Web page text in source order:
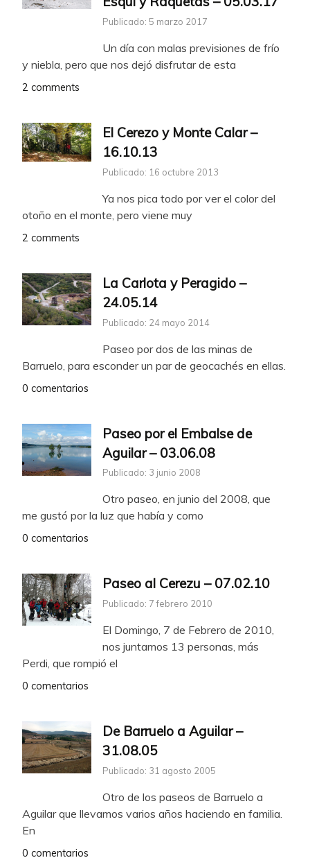
Publicado: 5 marzo 2017
Un día con malas previsiones de frío
y niebla, pero que nos dejó disfrutar de esta
2 comments
El Cerezo y Monte Calar –
16.10.13
Publicado: 16 octubre 2013
Ya nos pica todo por ver el color del
otoño en el monte, pero viene muy
2 comments
La Carlota y Peragido –
24.05.14
Publicado: 24 mayo 2014
Paseo por dos de las minas de
Barruelo, para esconder un par de geocachés en ellas.
0 comentarios
Paseo por el Embalse de
Aguilar – 03.06.08
Publicado: 3 junio 2008
Otro paseo, en junio del 2008, que
me gustó por la luz que había y como
0 comentarios
Paseo al Cerezu – 07.02.10
Publicado: 7 febrero 2010
El Domingo, 7 de Febrero de 2010,
nos juntamos 13 personas, más
Perdi, que rompió el
0 comentarios
De Barruelo a Aguilar –
31.08.05
Publicado: 31 agosto 2005
Otro de los paseos de Barruelo a
Aguilar que llevamos varios años haciendo en familia.
En
0 comentarios